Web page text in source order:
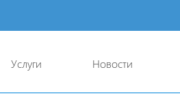
Услуги Новости